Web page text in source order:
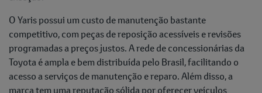
O Yaris possui um custo de manutenção bastante
competitivo, com peças de reposição acessíveis e revisões
programadas a preços justos. A rede de concessionárias da
Toyota é ampla e bem distribuída pelo Brasil, facilitando o
acesso a serviços de manutenção e reparo. Além disso, a
marca tem uma reputação sólida por oferecer veículos